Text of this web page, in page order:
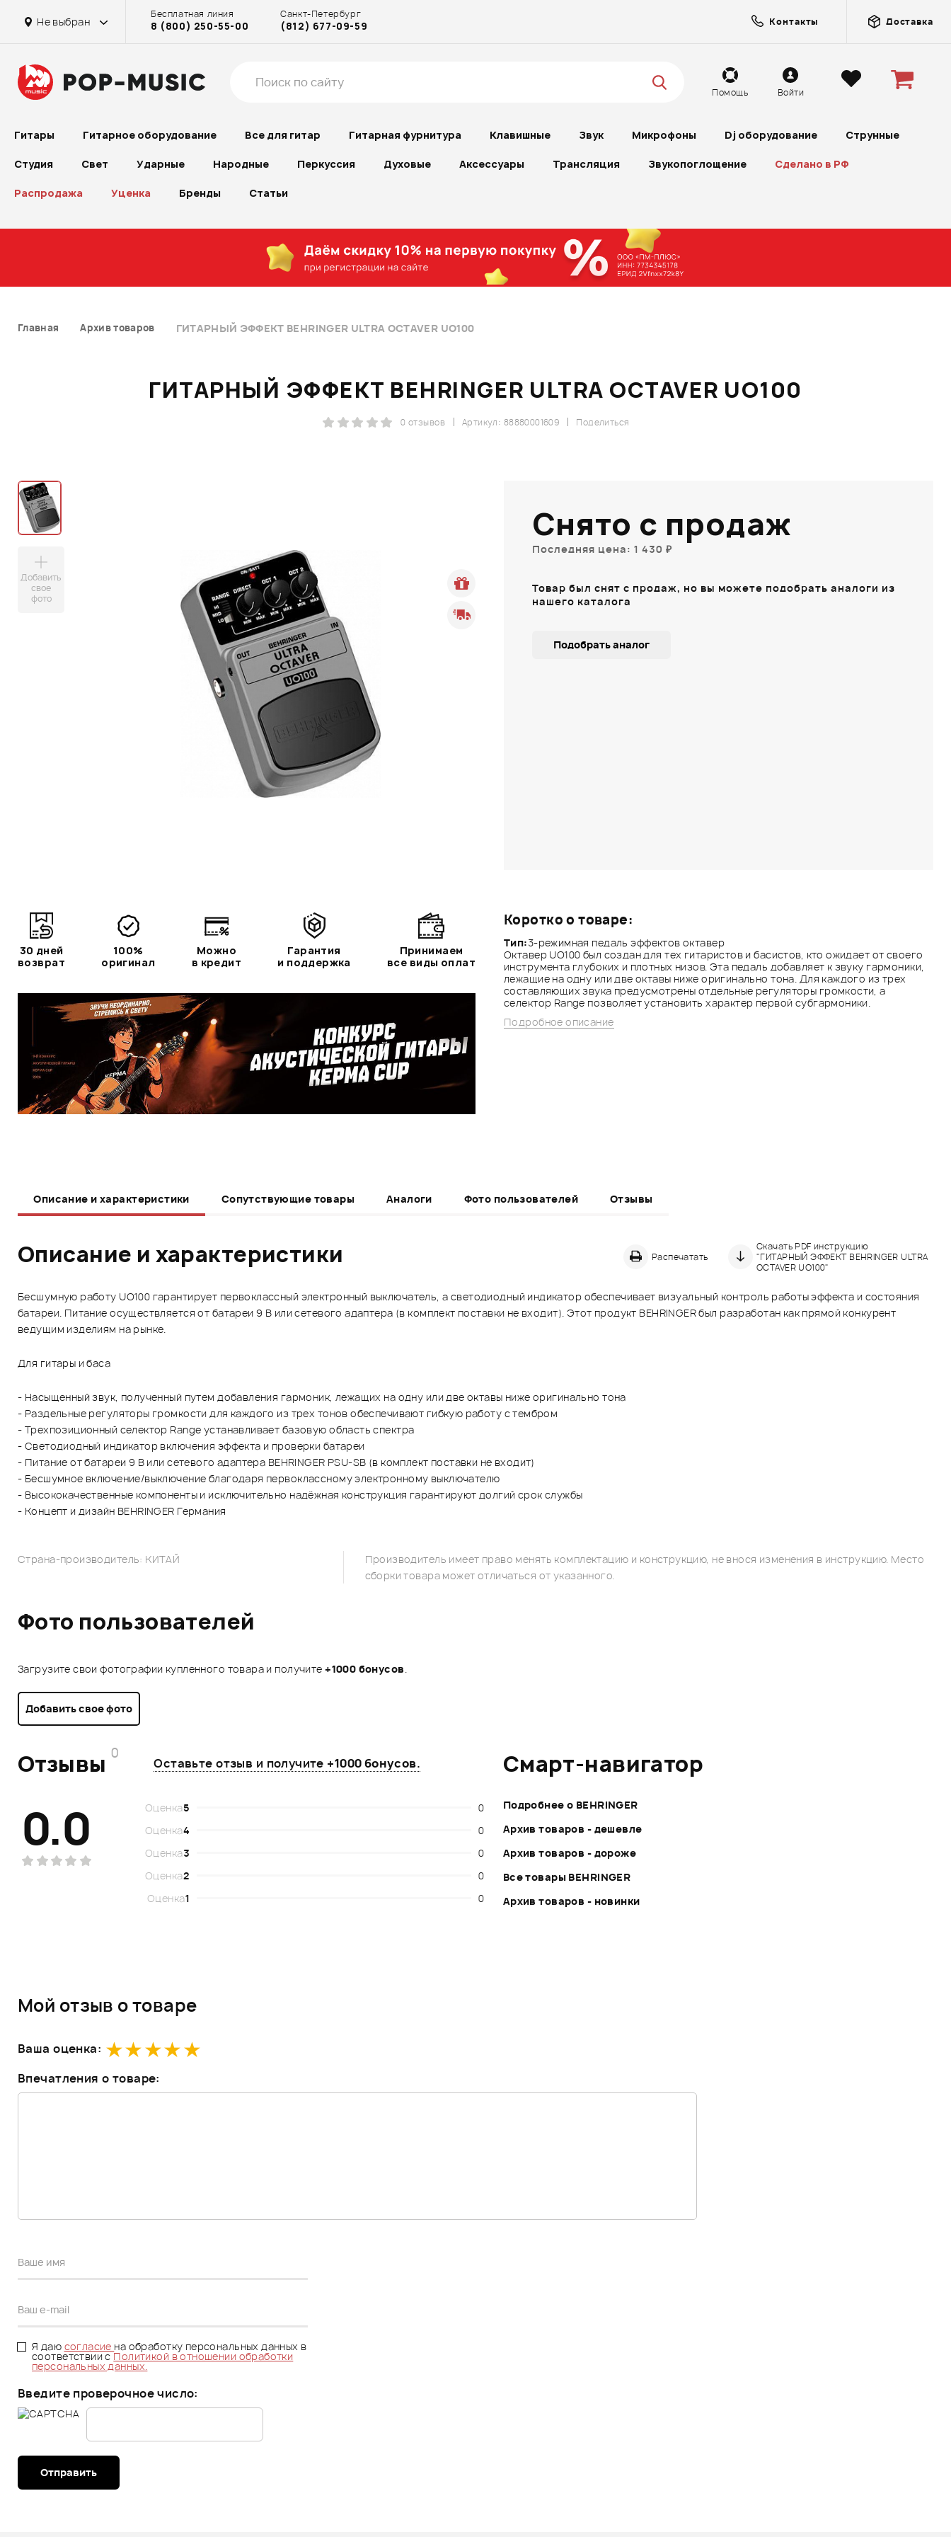
Не выбран
Бесплатная линия
8 (800) 250-55-00
Санкт-Петербург
(812) 677-09-59 Контакты Доставка
Помощь Войти
Гитары Гитарное оборудование Все для гитар Гитарная фурнитура Клавишные Звук Микрофоны Dj оборудование Струнные
Студия Свет Ударные Народные Перкуссия Духовые Аксессуары Трансляция Звукопоглощение Сделано в РФ
Распродажа Уценка Бренды Статьи
Главная Архив товаров ГИТАРНЫЙ ЭФФЕКТ BEHRINGER ULTRA OCTAVER UO100
ГИТАРНЫЙ ЭФФЕКТ BEHRINGER ULTRA OCTAVER UO100
Поделиться
Артикул: 88880001609
0 отзывов
Добавить
свое
фото
Коротко о товаре:
Тип:3-режимная педаль эффектов октавер
Октавер UO100 был создан для тех гитаристов и басистов, кто ожидает от своего
инструмента глубоких и плотных низов. Эта педаль добавляет к звуку гармоники,
лежащие на одну или две октавы ниже оригинально тона. Для каждого из трех
составляющих звука предусмотрены отдельные регуляторы громкости, а
селектор Range позволяет установить характер первой субгармоники.
Подробное описание
Снято с продаж
Последняя цена: 1 430 ₽
Товар был снят с продаж, но вы можете подобрать аналоги из
нашего каталога
Подобрать аналог
30 дней
возврат
100%
оригинал
Можно
в кредит
Гарантия
и поддержка
Принимаем
все виды оплат
Описание и характеристики Сопутствующие товары Аналоги Фото пользователей Отзывы
Описание и характеристики Распечатать
Скачать PDF инструкцию
"ГИТАРНЫЙ ЭФФЕКТ BEHRINGER ULTRA
OCTAVER UO100"
Бесшумную работу UO100 гарантирует первоклассный электронный выключатель, а светодиодный индикатор обеспечивает визуальный контроль работы эффекта и состояния
батареи. Питание осуществляется от батареи 9 В или сетевого адаптера (в комплект поставки не входит). Этот продукт BEHRINGER был разработан как прямой конкурент
ведущим изделиям на рынке.
Для гитары и баса
- Насыщенный звук, полученный путем добавления гармоник, лежащих на одну или две октавы ниже оригинально тона
- Раздельные регуляторы громкости для каждого из трех тонов обеспечивают гибкую работу с тембром
- Трехпозиционный селектор Range устанавливает базовую область спектра
- Светодиодный индикатор включения эффекта и проверки батареи
- Питание от батареи 9 В или сетевого адаптера BEHRINGER PSU-SB (в комплект поставки не входит)
- Бесшумное включение/выключение благодаря первоклассному электронному выключателю
- Высококачественные компоненты и исключительно надёжная конструкция гарантируют долгий срок службы
- Концепт и дизайн BEHRINGER Германия
Страна-производитель: КИТАЙ
Производитель имеет право менять комплектацию и конструкцию, не внося изменения в инструкцию. Место
сборки товара может отличаться от указанного.
Фото пользователей
Загрузите свои фотографии купленного товара и получите+1000 бонусов.
Добавить свое фото
Отзывы 0
Оставьте отзыв и получите +1000 бонусов.
0.0 Оценка5
0
Оценка4
0
Оценка3
0
Оценка2
0
Оценка1 0
Смарт-навигатор
Подробнее о BEHRINGER
Архив товаров - дешевле
Архив товаров - дороже
Все товары BEHRINGER
Архив товаров - новинки
Мой отзыв о товаре
Ваша оценка:
Впечатления о товаре:
Я даю согласие на обработку персональных данных в
соответствии сПолитикой в отношении обработки
персональных данных.
Введите проверочное число:
Отправить